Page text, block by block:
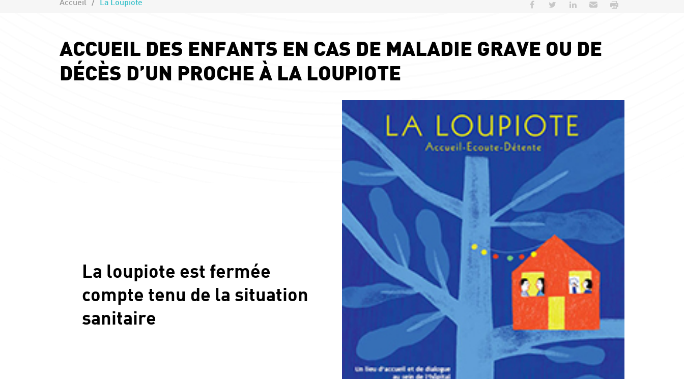
Accueil La Loupiote Partager sur Facebook
Partager sur Twitter
Partager sur LinkedIn
Envoyer par e-mail
ACCUEIL DES ENFANTS EN CAS DE MALADIE GRAVE OU DE
DÉCÈS D’UN PROCHE À LA LOUPIOTE
La loupiote est fermée
compte tenu de la situation
sanitaire